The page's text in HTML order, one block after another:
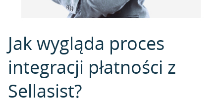
Jak wygląda proces
integracji płatności z
Sellasist?